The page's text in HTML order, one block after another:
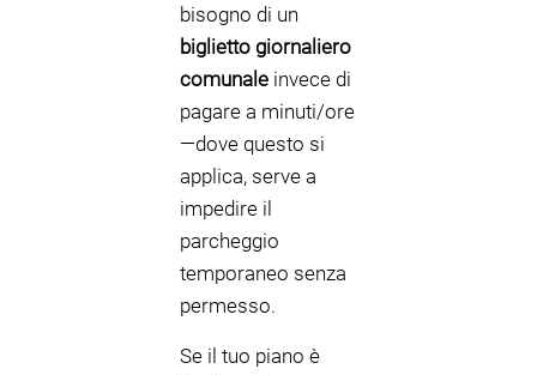
bisogno di un
biglietto giornaliero
comunale invece di
pagare a minuti/ore
—dove questo si
applica, serve a
impedire il
parcheggio
temporaneo senza
permesso.
Se il tuo piano è